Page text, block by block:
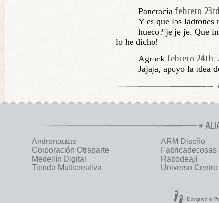
Pancracia febrero
Y es que los ladrones
hueco? je je je. Que
lo he dicho!
Agrock febrero 24th,
Jajaja, apoyo la idea
Andronautas
ARM Diseño
Corporación Otraparte
Fabricadecosas
Medellín Digital
Rabodeají
Tienda Multicreativa
Universo Centro